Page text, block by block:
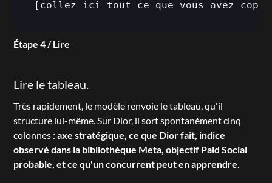
[collez ici tout ce que vous avez
Étape 4 / Lire
Lire le tableau.
Très rapidement, le modèle renvoie le tableau, qu'il
structure lui-même. Sur Dior, il sort spontanément cinq
colonnes : axe stratégique, ce que Dior fait, indice
observé dans la bibliothèque Meta, objectif Paid Social
probable, et ce qu'un concurrent peut en apprendre.